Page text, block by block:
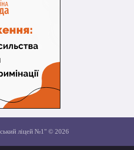
ліцей №1" © 2026